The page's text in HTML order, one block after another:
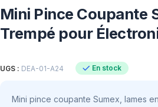
Mini Pince Coupante
Trempé pour
UGS : DEA-01-A24 En stock
Mini pince coupante Sumex, lames